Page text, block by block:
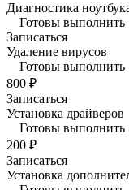
Диагностика
Готовы выполнить
Записаться
Удаление вирусов
Готовы выполнить
800 ₽
Записаться
Установка драйверов
Готовы выполнить
200 ₽
Записаться
Установка